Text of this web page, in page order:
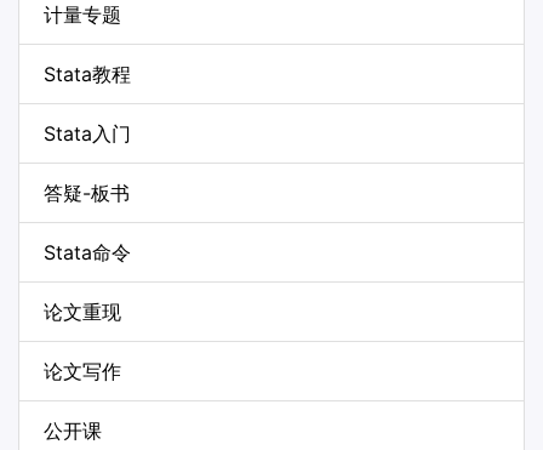
计量专题
Stata教程
Stata入门
答疑-板书
Stata命令
论文重现
论文写作
公开课